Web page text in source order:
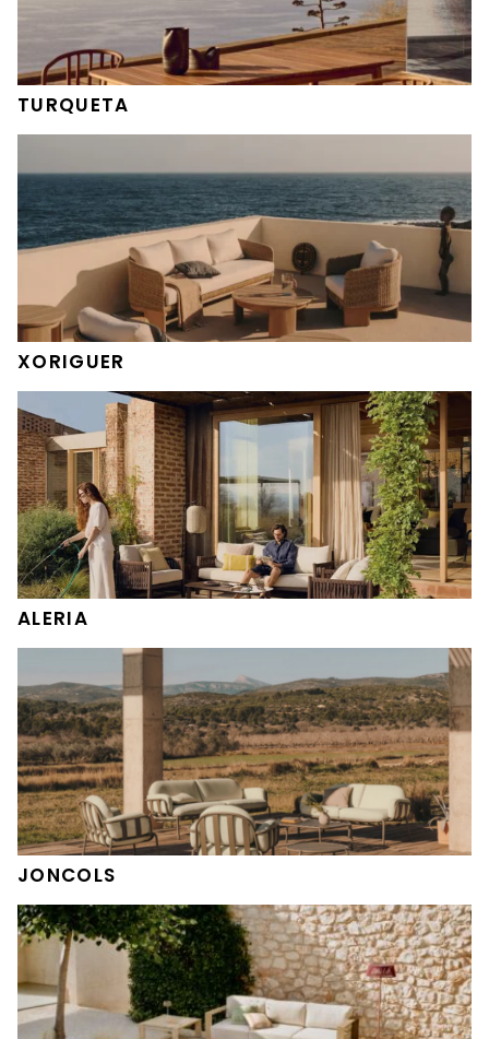
TURQUETA
XORIGUER
ALERIA
JONCOLS